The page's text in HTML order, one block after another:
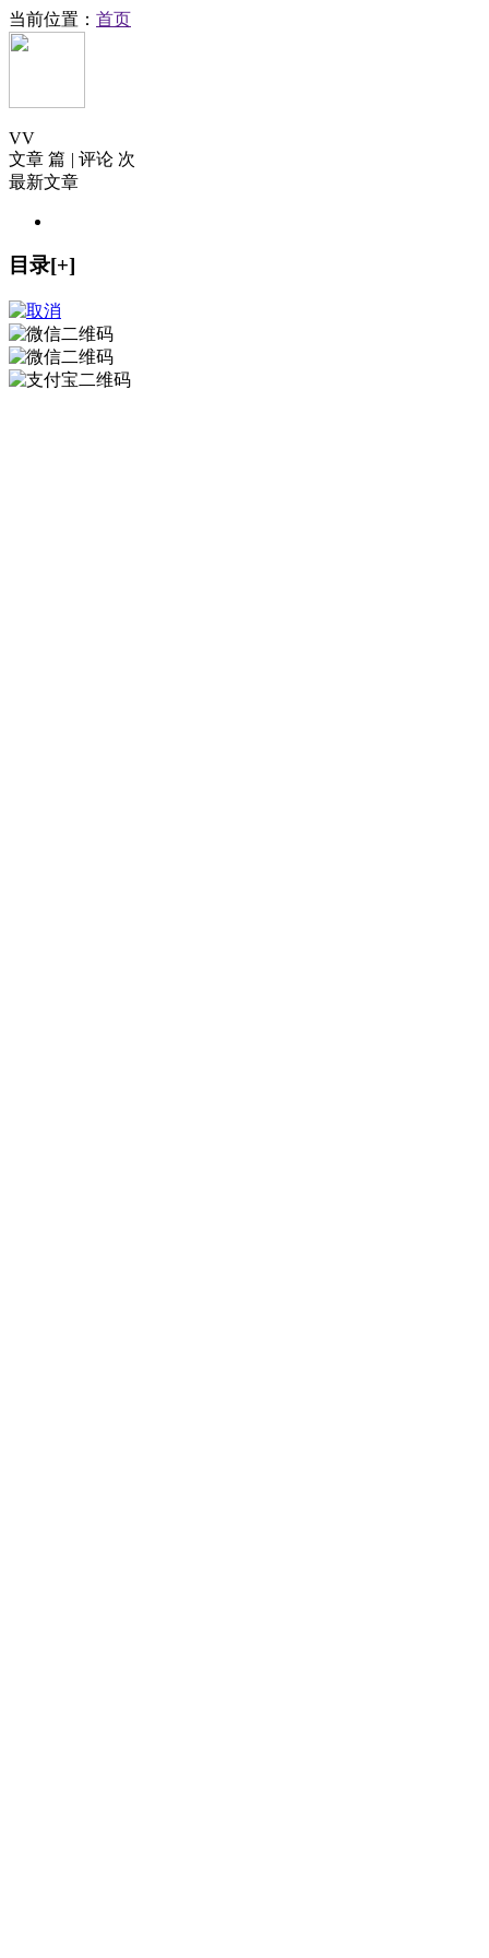
当前位置： 首页
VV
文章 篇 | 评论 次
最新文章
目录[+]